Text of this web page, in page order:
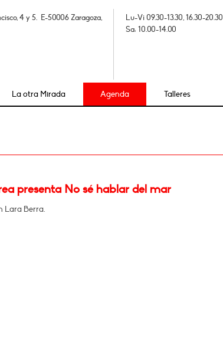
4 y 5. E-50006 Zaragoza,
Lu-Vi 09.30-13.30, 16.30-20.30
Sa: 10.00-14.00
La otra Mirada Agenda Talleres
presenta No sé hablar del mar
Lara Berra.